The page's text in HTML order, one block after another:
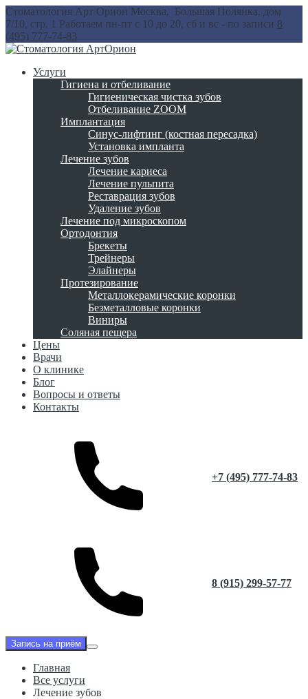
Стоматология Арт Орион Москва, Большая Полянка, дом
7/10, стр. 1 Работаем пн-пт с 10 до 20, сб и вс - по записи 8
(495) 777-74-83
Услуги
Гигиена и отбеливание
Гигиеническая чистка зубов
Отбеливание ZOOM
Имплантация
Синус-лифтинг (костная пересадка)
Установка импланта
Лечение зубов
Лечение кариеса
Лечение пульпита
Реставрация зубов
Удаление зубов
Лечение под микроскопом
Ортодонтия
Брекеты
Трейнеры
Элайнеры
Протезирование
Металлокерамические коронки
Безметалловые коронки
Виниры
Соляная пещера
Цены
Врачи
О клинике
Блог
Вопросы и ответы
Контакты
+7 (495) 777-74-83
8 (915) 299-57-77
Запись на приём
Главная
Все услуги
Лечение зубов